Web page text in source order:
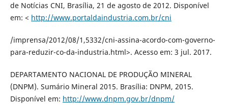
de Notícias CNI, Brasília, 21 de agosto de 2012. Disponível
em: < http://www.portaldaindustria.com.br/cni
/imprensa/2012/08/1,5332/cni-assina-acordo-com-governo-
para-reduzir-co-da-industria.html>. Acesso em: 3 jul. 2017.
DEPARTAMENTO NACIONAL DE PRODUÇÃO MINERAL
(DNPM). Sumário Mineral 2015. Brasília: DNPM, 2015.
Disponível em: http://www.dnpm.gov.br/dnpm/